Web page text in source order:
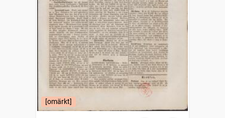
[omärkt]